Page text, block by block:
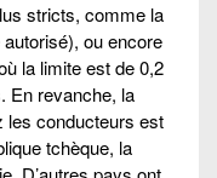
stricts, comme la
ou encore
la limite est de 0,2
En revanche, la
les conducteurs est
tchèque, la